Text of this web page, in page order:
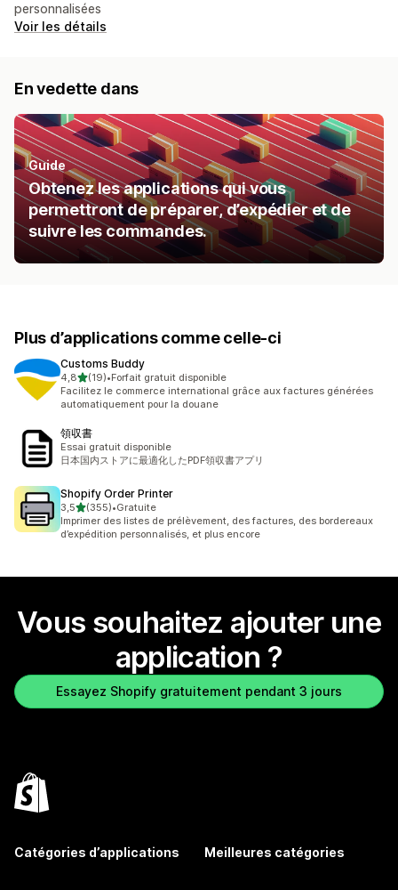
personnalisées
Voir les détails
En vedette dans
Guide
Obtenez les applications qui vous
permettront de préparer, d’expédier et de
suivre les commandes.
Plus d’applications comme celle-ci
Customs Buddy
4,8étoile(s) sur 5
(19)
19 avis au total
•Forfait gratuit disponible
Facilitez le commerce international grâce aux factures générées
automatiquement pour la douane
領収書
Essai gratuit disponible
日本国内ストアに最適化したPDF領収書アプリ
Shopify Order Printer
3,5étoile(s) sur 5
(355)
355 avis au total
•Gratuite
Imprimer des listes de prélèvement, des factures, des bordereaux
d’expédition personnalisés, et plus encore
Vous souhaitez ajouter une
application ?
Essayez Shopify gratuitement pendant 3 jours
Catégories d’applications Meilleures catégories